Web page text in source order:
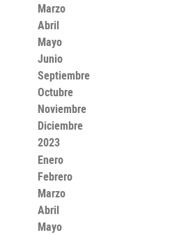
Marzo
Abril
Mayo
Junio
Septiembre
Octubre
Noviembre
Diciembre
2023
Enero
Febrero
Marzo
Abril
Mayo